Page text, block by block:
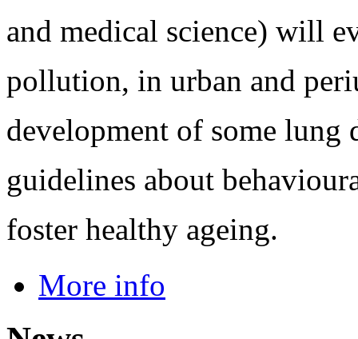
and medical science) will
pollution, in urban and
development of some lung
guidelines about
foster healthy ageing.
More info